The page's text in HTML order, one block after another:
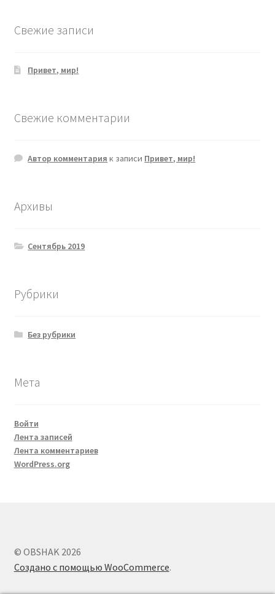
Свежие записи
Привет, мир!
Свежие комментарии
Автор комментария к записи Привет, мир!
Архивы
Сентябрь 2019
Рубрики
Без рубрики
Мета
Войти
Лента записей
Лента комментариев
WordPress.org
© OBSHAK 2026
Создано с помощью WooCommerce.